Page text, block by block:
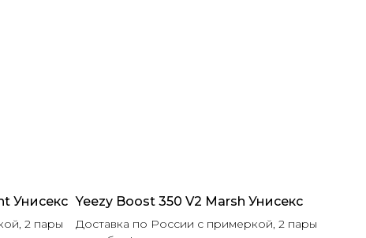
Унисекс
2 пары
Yeezy Boost 350 V2 Marsh Унисекс
Доставка по России с примеркой, 2 пары